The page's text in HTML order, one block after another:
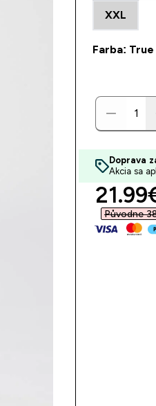
XXL
Farba: True
Doprava
Akcia sa
Původne